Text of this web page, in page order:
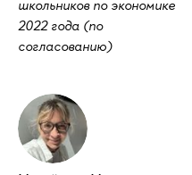
школьников по экономике
2022 года (по
согласованию)